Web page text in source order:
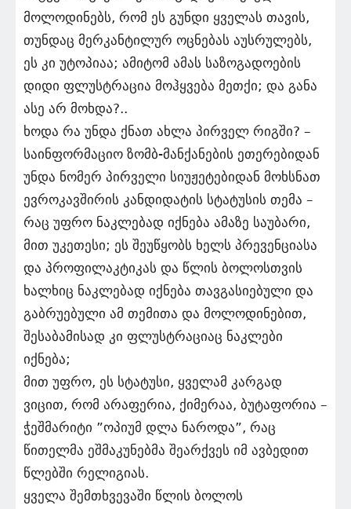
მოლოდინებს, რომ ეს გუნდი ყველას თავის,
თუნდაც მერკანტილურ ოცნებას აუსრულებს,
ეს კი უტოპიაა; ამიტომ ამას საზოგადოების
დიდი ფლუსტრაცია მოჰყვება მეთქი; და განა
ასე არ მოხდა?..
ხოდა რა უნდა ქნათ ახლა პირველ რიგში? –
საინფორმაციო ზომბ-მანქანების ეთერებიდან
უნდა ნომერ პირველი სიუჟეტებიდან მოხსნათ
ევროკავშირის კანდიდატის სტატუსის თემა –
რაც უფრო ნაკლებად იქნება ამაზე საუბარი,
მით უკეთესი; ეს შეუწყობს ხელს პრევენციასა
და პროფილაკტიკას და წლის ბოლოსთვის
ხალხიც ნაკლებად იქნება თავგასიებული და
გაბრუებული ამ თემითა და მოლოდინებით,
შესაბამისად კი ფლუსტრაციაც ნაკლები
იქნება;
მით უფრო, ეს სტატუსი, ყველამ კარგად
ვიცით, რომ არაფერია, ქიმერაა, ბუტაფორია –
ჭეშმარიტი ”ოპიუმ დლა ნაროდა”, რაც
წითელმა ეშმაკუნებმა შეარქვეს იმ ავბედით
წლებში რელიგიას.
ყველა შემთხვევაში წლის ბოლოს